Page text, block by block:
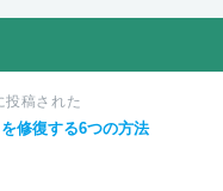
投稿された
修復する6つの方法